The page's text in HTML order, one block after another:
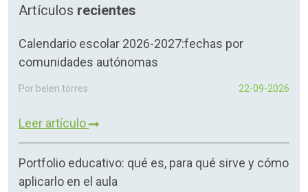
Artículos recientes
Calendario escolar 2026-2027:fechas por
comunidades autónomas
Por belen.torres 22-09-2026
Leer artículo
Portfolio educativo: qué es, para qué sirve y cómo
aplicarlo en el aula